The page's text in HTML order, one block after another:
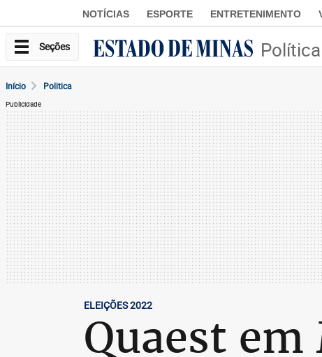
NOTÍCIAS ESPORTE ENTRETENIMENTO
Seções Política
Início Politica
Publicidade
ELEIÇÕES 2022
Quaest